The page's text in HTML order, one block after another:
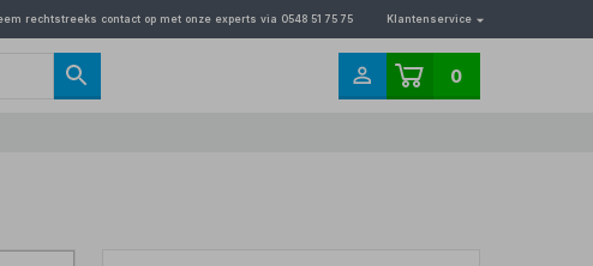
rechtstreeks contact op met onze experts via 0548 51 75 75 Klantenservice
0